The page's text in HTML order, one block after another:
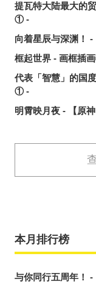
提瓦特大陆最大的
① -
向着星辰与深渊！
框起世界 - 画框插
代表「智慧」的国
① -
明霄映月夜 - 【原
本月排行榜
与你同行五周年！